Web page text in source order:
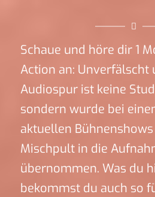
Schaue und höre dir 1
Action an: Unverfälscht
Audiospur ist keine
sondern wurde bei
aktuellen
Mischpult in die
übernommen. Was du
bekommst du auch so